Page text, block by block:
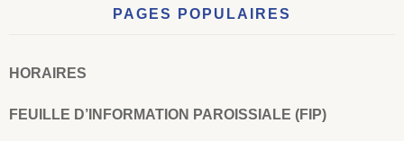
PAGES POPULAIRES
HORAIRES
FEUILLE D’INFORMATION PAROISSIALE (FIP)